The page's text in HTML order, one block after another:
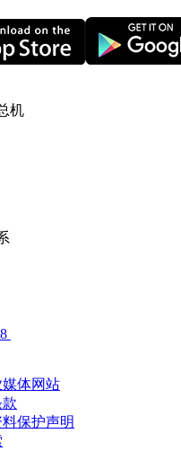
机
体网站
保护声明